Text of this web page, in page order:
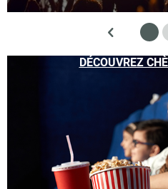
DÉCOUVREZ